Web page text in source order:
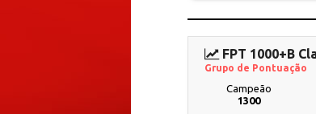
FPT 1000+B
Grupo de Pontuação
Campeão
1300